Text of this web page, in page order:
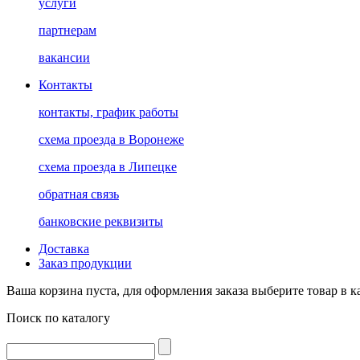
услуги
партнерам
вакансии
Контакты
контакты, график работы
схема проезда в Воронеже
схема проезда в Липецке
обратная связь
банковские реквизиты
Доставка
Заказ продукции
Ваша корзина пуста, для оформления заказа выберите товар в
Поиск по каталогу